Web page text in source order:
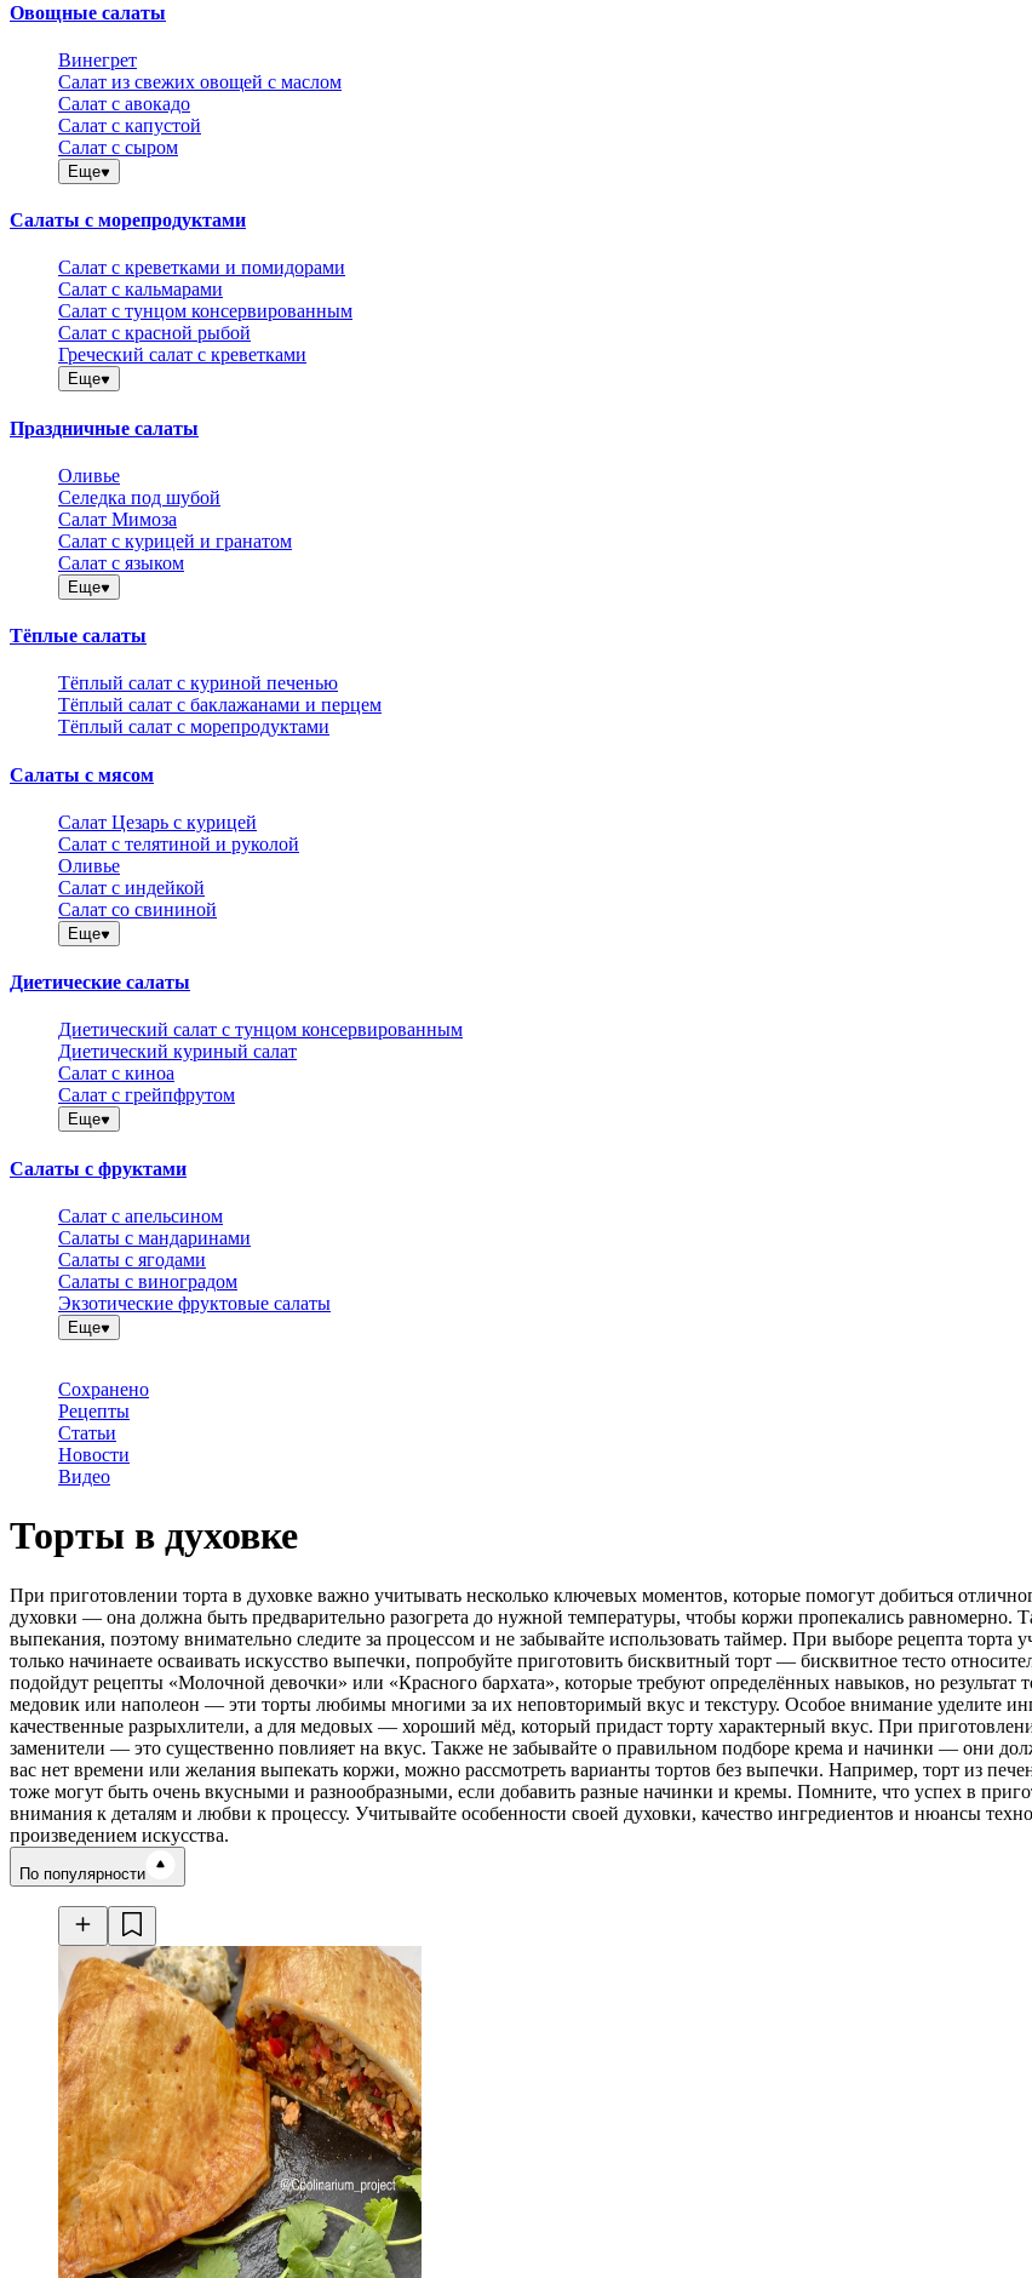
Овощные салаты
Винегрет
Салат из свежих овощей с маслом
Салат с авокадо
Салат с капустой
Салат с сыром
Еще
Салаты с морепродуктами
Салат с креветками и помидорами
Салат с кальмарами
Салат с тунцом консервированным
Салат с красной рыбой
Греческий салат с креветками
Еще
Праздничные салаты
Оливье
Селедка под шубой
Салат Мимоза
Салат с курицей и гранатом
Салат с языком
Еще
Тёплые салаты
Тёплый салат с куриной печенью
Тёплый салат с баклажанами и перцем
Тёплый салат с морепродуктами
Салаты с мясом
Салат Цезарь с курицей
Салат с телятиной и руколой
Оливье
Салат с индейкой
Салат со свининой
Еще
Диетические салаты
Диетический салат с тунцом консервированным
Диетический куриный салат
Салат с киноа
Салат с грейпфрутом
Еще
Салаты с фруктами
Салат с апельсином
Салаты с мандаринами
Салаты с ягодами
Салаты с виноградом
Экзотические фруктовые салаты
Еще
Сохранено
Рецепты
Статьи
Новости
Видео
Торты в духовке
При приготовлении торта в духовке важно учитывать несколько ключевых моментов, которые помогут добиться
духовки — она должна быть предварительно разогрета до нужной температуры, чтобы коржи пропекались равномерно.
выпекания, поэтому внимательно следите за процессом и не забывайте использовать таймер. При выборе рецепта
только начинаете осваивать искусство выпечки, попробуйте приготовить бисквитный торт — бисквитное тесто
подойдут рецепты «Молочной девочки» или «Красного бархата», которые требуют определённых навыков, но результат
медовик или наполеон — эти торты любимы многими за их неповторимый вкус и текстуру. Особое внимание уделите
качественные разрыхлители, а для медовых — хороший мёд, который придаст торту характерный вкус. При
заменители — это существенно повлияет на вкус. Также не забывайте о правильном подборе крема и начинки — они
вас нет времени или желания выпекать коржи, можно рассмотреть варианты тортов без выпечки. Например, торт из
тоже могут быть очень вкусными и разнообразными, если добавить разные начинки и кремы. Помните, что успех в
внимания к деталям и любви к процессу. Учитывайте особенности своей духовки, качество ингредиентов и нюансы
произведением искусства.
Время готовки
По популярности